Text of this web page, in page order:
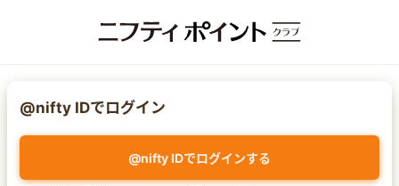
@nifty IDでログイン
@nifty IDでログインする